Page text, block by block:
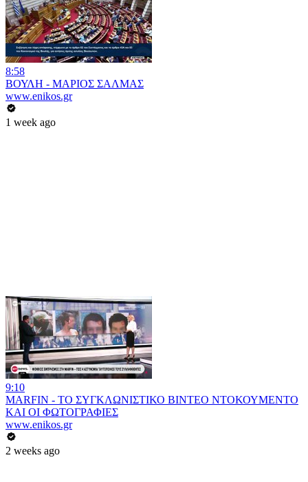
8:58
ΒΟΥΛΗ - ΜΑΡΙΟΣ ΣΑΛΜΑΣ
www.enikos.gr
1 week ago
9:10
MARFIN - ΤΟ ΣΥΓΚΛΩΝΙΣΤΙΚΟ ΒΙΝΤΕΟ ΝΤΟΚΟΥΜΕΝΤΟ
ΚΑΙ ΟΙ ΦΩΤΟΓΡΑΦΙΕΣ
www.enikos.gr
2 weeks ago